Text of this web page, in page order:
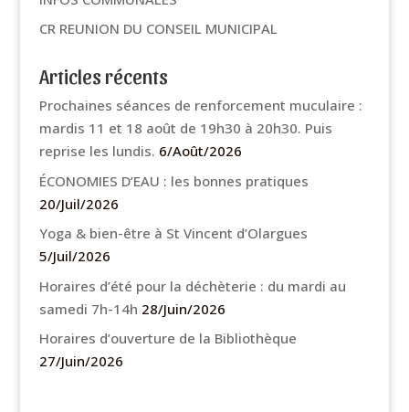
CR REUNION DU CONSEIL MUNICIPAL
Articles récents
Prochaines séances de renforcement muculaire :
mardis 11 et 18 août de 19h30 à 20h30. Puis
reprise les lundis. 6/Août/2026
ÉCONOMIES D’EAU : les bonnes pratiques
20/Juil/2026
Yoga & bien-être à St Vincent d’Olargues
5/Juil/2026
Horaires d’été pour la déchèterie : du mardi au
samedi 7h-14h 28/Juin/2026
Horaires d’ouverture de la Bibliothèque
27/Juin/2026